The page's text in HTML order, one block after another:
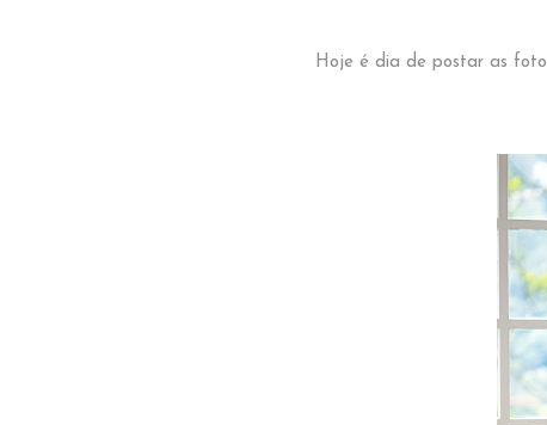
Hoje é dia de postar as